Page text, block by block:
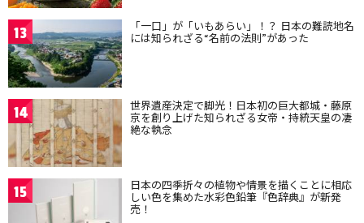
13 「一口」が「いもあらい」！？ 日本の難読地名
には知られざる“名前の法則”があった
14 世界遺産決定で脚光！日本初の巨大都城・藤原
京を創り上げた知られざる女帝・持統天皇の凄
絶な執念
15 日本の四季折々の植物や情景を描くことに相応
しい色を集めた水彩色鉛筆『色辞典』が新発
売！